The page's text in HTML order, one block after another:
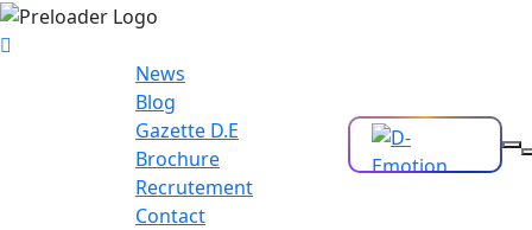
News
Blog
Gazette D.E
Brochure
Recrutement
Contact